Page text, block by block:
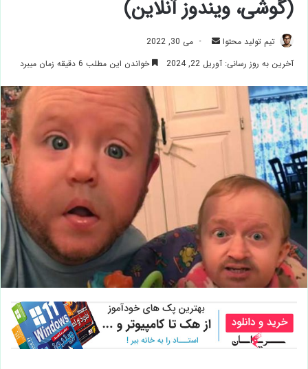
(گوشی، ویندوز آنلاین)
تیم تولید محتوا
ارسال
ایمیل
می 30, 2022
آخرین به روز رسانی: آوریل 22, 2024
خواندن این مطلب 6 دقیقه زمان میبرد